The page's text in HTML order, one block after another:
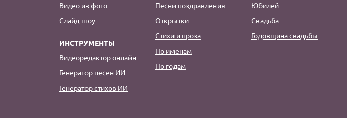
Видео из фото
Слайд-шоу
ИНСТРУМЕНТЫ
Видеоредактор онлайн
Генератор песен ИИ
Генератор стихов ИИ
Песни поздравления
Открытки
Стихи и проза
По именам
По годам
Юбилей
Свадьба
Годовщина свадьбы